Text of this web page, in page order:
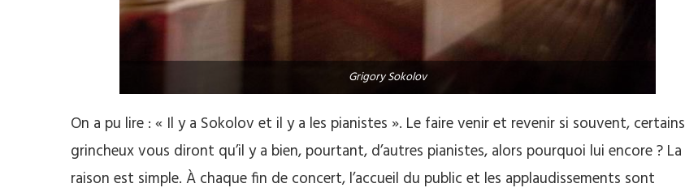
Grigory Sokolov
On a pu lire : « Il y a Sokolov et il y a les pianistes ». Le faire venir et revenir si souvent, certains
grincheux vous diront qu’il y a bien, pourtant, d’autres pianistes, alors pourquoi lui encore ? La
raison est simple. À chaque fin de concert, l’accueil du public et les applaudissements sont